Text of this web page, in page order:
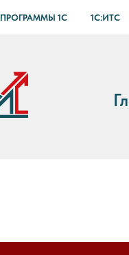
ПРОГРАММЫ 1С 1С:ИТС